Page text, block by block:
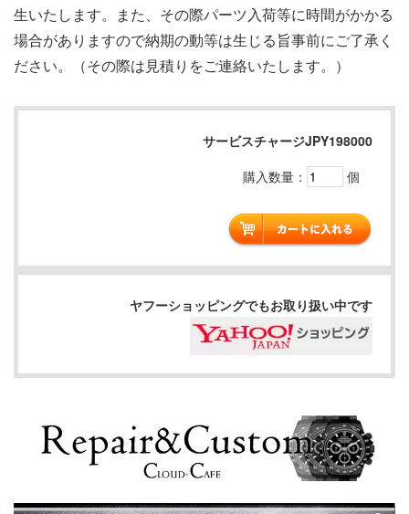
生いたします。また、その際パーツ入荷等に時間がかかる
場合がありますので納期の動等は生じる旨事前にご了承く
ださい。（その際は見積りをご連絡いたします。）
サービスチャージJPY198000
購入数量：
個
ヤフーショッピングでもお取り扱い中です